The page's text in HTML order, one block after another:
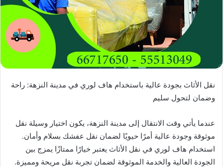
نقل الأثاث بجودة عالية باستخدام هاف لوري في مدينة النزهة: راحة
وضمان لتحول سليم
عندما يأتي وقت الانتقال إلى مدينة النزهة، يكون اختيار وسيلة نقل
موثوقة وجودة عالية أمرًا حيويًا لضمان نقل عفشك بسلام وأمان.
استخدام هاف لوري في نقل الأثاث يعتبر خيارًا ممتازًا يمزج بين
الجودة العالية والخدمة الموثوقة لضمان تجربة نقل مريحة ومميزة.